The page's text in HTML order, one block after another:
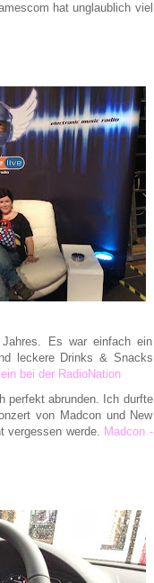
hat unglaublich viel
Es war einfach ein
leckere Drinks & Snacks
bei der RadioNation
perfekt abrunden. Ich durfte
von Madcon und New
vergessen werde. Madcon -